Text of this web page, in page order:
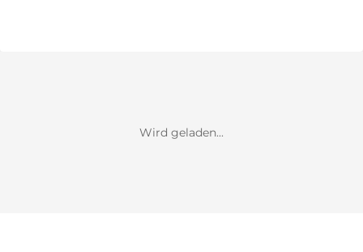
Wird geladen...